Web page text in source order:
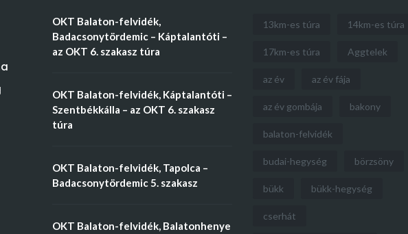
OKT Balaton-felvidék,
Badacsonytördemic – Káptalantóti –
az OKT 6. szakasz túra
OKT Balaton-felvidék, Káptalantóti –
Szentbékkálla – az OKT 6. szakasz
túra
OKT Balaton-felvidék, Tapolca –
Badacsonytördemic 5. szakasz
OKT Balaton-felvidék, Balatonhenye
13km-es túra 14km-es túra
17km-es túra Aggtelek
az év az év fája
az év gombája bakony
balaton-felvidék
budai-hegység börzsöny
bükk bükk-hegység
cserhát